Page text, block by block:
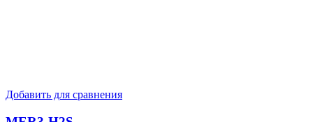
Добавить для сравнения